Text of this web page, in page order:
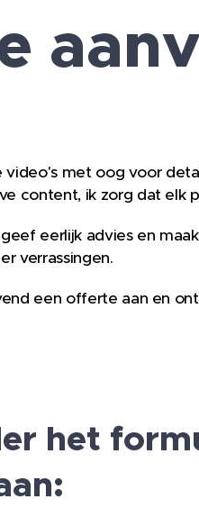
video's met oog voor
content, ik zorg dat elk
eerlijk advies en
verrassingen.
een offerte aan en
het